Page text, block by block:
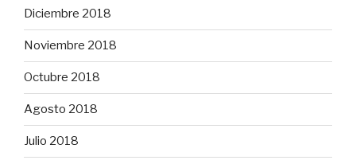
Diciembre 2018
Noviembre 2018
Octubre 2018
Agosto 2018
Julio 2018